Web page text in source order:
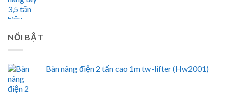
NỔI BẬT
Bàn nâng điện 2 tấn cao 1m tw-lifter (Hw2001)